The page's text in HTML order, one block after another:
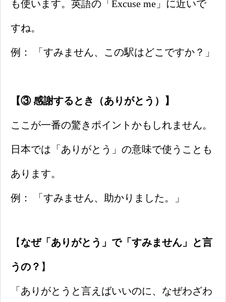
も使います。英語の「Excuse me」に近いで
すね。
例： 「すみません、この駅はどこですか？」
【③ 感謝するとき（ありがとう）】
ここが一番の驚きポイントかもしれません。
日本では「ありがとう」の意味で使うことも
あります。
例： 「すみません、助かりました。」
【なぜ「ありがとう」で「すみません」と言
うの？ 】
「ありがとうと言えばいいのに、なぜわざわ